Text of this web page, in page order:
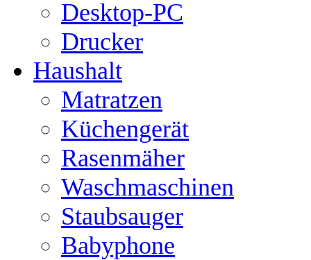
Desktop-PC
Drucker
Haushalt
Matratzen
Küchengerät
Rasenmäher
Waschmaschinen
Staubsauger
Babyphone